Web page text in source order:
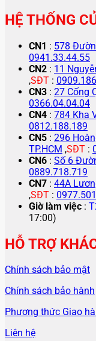
HỆ THỐNG
CN1 : 578
0941.33.44.55
CN2 : 11
,SĐT :
CN3 : 27 Cống
0366.04.04.04
CN4 : 784 Kha
0812.188.189
CN5 : 296
TP.HCM ,SĐT :
CN6 : Số 6
0889.718.719
CN7 : 44A
,SĐT :
Giờ làm việc :
17:00)
HỖ TRỢ
Chính sách bảo mật
Chính sách bảo hành
Phương thức Giao
Liên hệ